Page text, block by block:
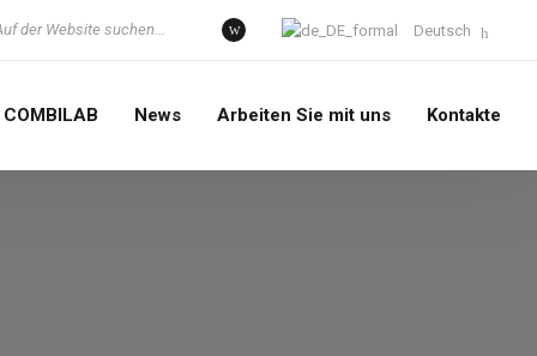
Deutsch
COMBILAB News Arbeiten Sie mit uns Kontakte